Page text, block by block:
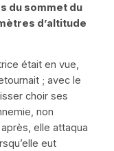
du sommet du
d’altitude
était en vue,
; avec le
choir ses
non
elle attaqua
eut